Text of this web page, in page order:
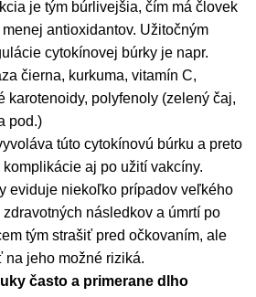
je tým búrlivejšia, čím má človek
antioxidantov. Užitočným
cytokínovej búrky je napr.
čierna, kurkuma, vitamín C,
karotenoidy, polyfenoly (zelený čaj,
pod.)
túto cytokínovú búrku a preto
aj po užití vakcíny.
eviduje niekoľko prípadov veľkého
následkov a úmrtí po
tým strašiť pred očkovaním, ale
na jeho možné riziká.
často a primerane dlho